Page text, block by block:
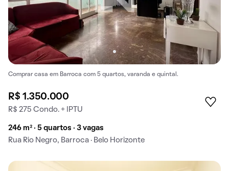
Comprar casa em Barroca com 5 quartos, varanda e quintal.
R$ 1.350.000
R$ 275 Condo. + IPTU
246 m² · 5 quartos · 3 vagas
Rua Rio Negro, Barroca · Belo Horizonte